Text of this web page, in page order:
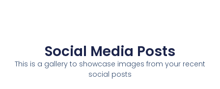
Social Media Posts
This is a gallery to showcase images from your recent
social posts